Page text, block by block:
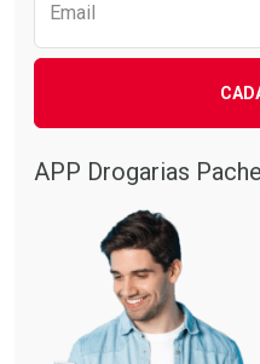
Email
APP Drogarias